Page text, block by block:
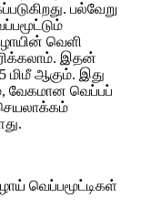
பல்வேறு
வெளி
இதன்
மிமீ ஆகும். இது
வேகமான வெப்பப்